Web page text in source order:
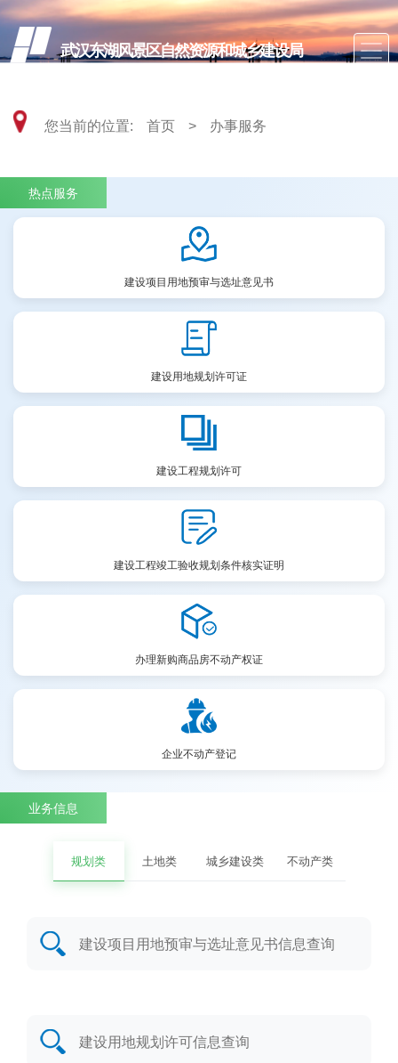
武汉东湖风景区自然资源和城乡建设局
您当前的位置: 首页 > 办事服务
热点服务
建设项目用地预审与选址意见书
建设用地规划许可证
建设工程规划许可
建设工程竣工验收规划条件核实证明
办理新购商品房不动产权证
企业不动产登记
业务信息
规划类 土地类 城乡建设类 不动产类
建设项目用地预审与选址意见书信息查询
建设用地规划许可信息查询